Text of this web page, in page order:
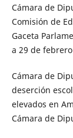
Cámara de
Comisión de
Gaceta
a 29 de
Cámara de
deserción
elevados en
Cámara de